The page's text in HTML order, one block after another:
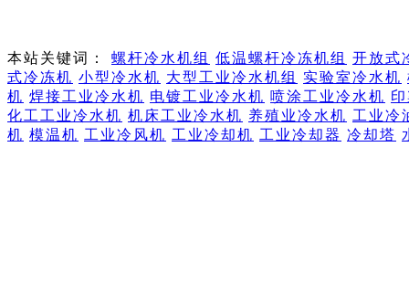
本站关键词： 螺杆冷水机组 低温螺杆冷冻机组
开放式
式冷冻机 小型冷水机 大型工业冷水机组 实验室冷水机
机 焊接工业冷水机 电镀工业冷水机 喷涂工业冷水机
化工工业冷水机 机床工业冷水机 养殖业冷水机 工业冷
机 模温机 工业冷风机 工业冷却机 工业冷却器 冷却塔